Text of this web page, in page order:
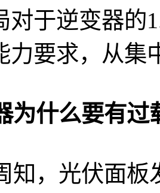
对于逆变器的
力要求，从集
什么要有过
光伏面板